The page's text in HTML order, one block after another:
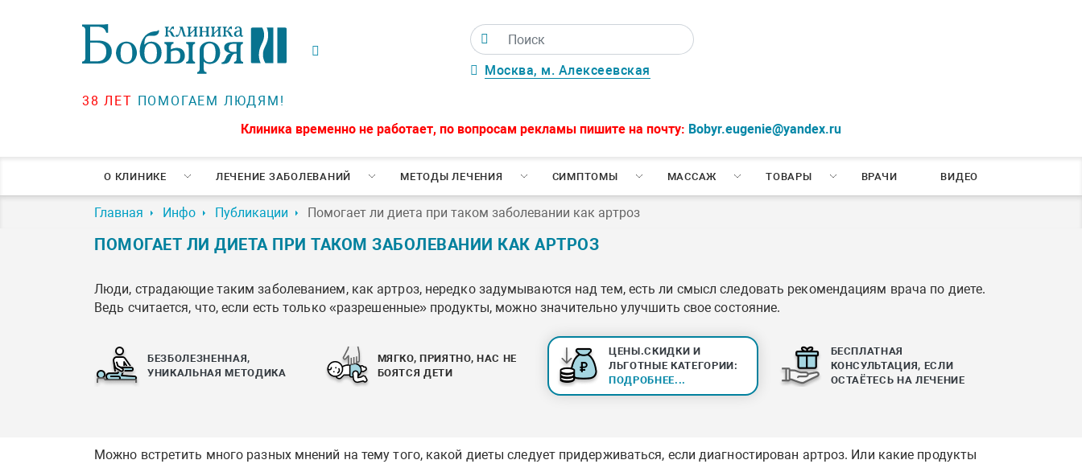
38 ЛЕТ ПОМОГАЕМ ЛЮДЯМ!
Москва, м. Алексеевская
Клиника временно не работает, по вопросам рекламы пишите на почту: Bobyr.eugenie@yandex.ru
О КЛИНИКЕ ЛЕЧЕНИЕ ЗАБОЛЕВАНИЙ МЕТОДЫ ЛЕЧЕНИЯ СИМПТОМЫ МАССАЖ ТОВАРЫ ВРАЧИ ВИДЕО
Главная Инфо Публикации Помогает ли диета при таком заболевании как артроз
ПОМОГАЕТ ЛИ ДИЕТА ПРИ ТАКОМ ЗАБОЛЕВАНИИ КАК АРТРОЗ
Люди, страдающие таким заболеванием, как артроз, нередко задумываются над тем, есть ли смысл следовать рекомендациям врача по диете.
Ведь считается, что, если есть только «разрешенные» продукты, можно значительно улучшить свое состояние.
БЕЗБОЛЕЗНЕННАЯ,
УНИКАЛЬНАЯ МЕТОДИКА
МЯГКО, ПРИЯТНО, НАС НЕ
БОЯТСЯ ДЕТИ
ЦЕНЫ.СКИДКИ И
ЛЬГОТНЫЕ КАТЕГОРИИ:
ПОДРОБНЕЕ...
БЕСПЛАТНАЯ
КОНСУЛЬТАЦИЯ, ЕСЛИ
ОСТАЁТЕСЬ НА ЛЕЧЕНИЕ
Можно встретить много разных мнений на тему того, какой диеты следует придерживаться, если диагностирован артроз. Или какие продукты